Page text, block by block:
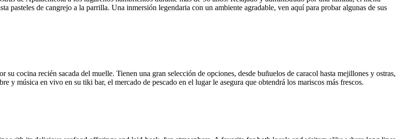
pasteles de cangrejo a la parrilla. Una inmersión legendaria con un ambiente agradable, ven aquí para probar algunas de sus
cocina recién sacada del muelle. Tienen una gran selección de opciones, desde buñuelos de caracol hasta mejillones y ostras,
y música en vivo en su tiki bar, el mercado de pescado en el lugar le asegura que obtendrá los mariscos más frescos.